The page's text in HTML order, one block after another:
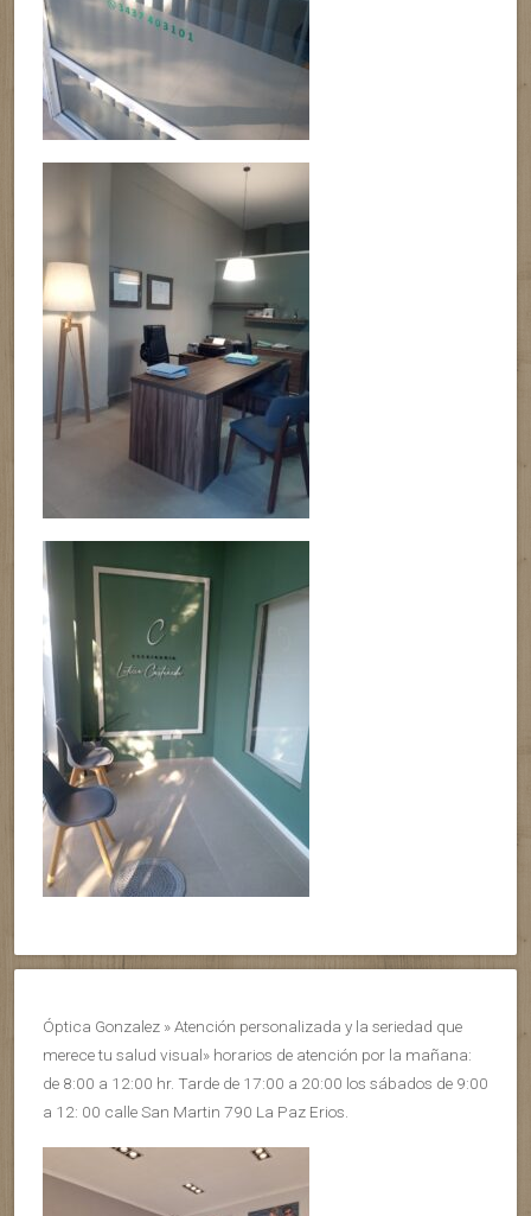
Óptica Gonzalez » Atención personalizada y la seriedad que
merece tu salud visual» horarios de atención por la mañana:
de 8:00 a 12:00 hr. Tarde de 17:00 a 20:00 los sábados de 9:00
a 12: 00 calle San Martin 790 La Paz Erios.